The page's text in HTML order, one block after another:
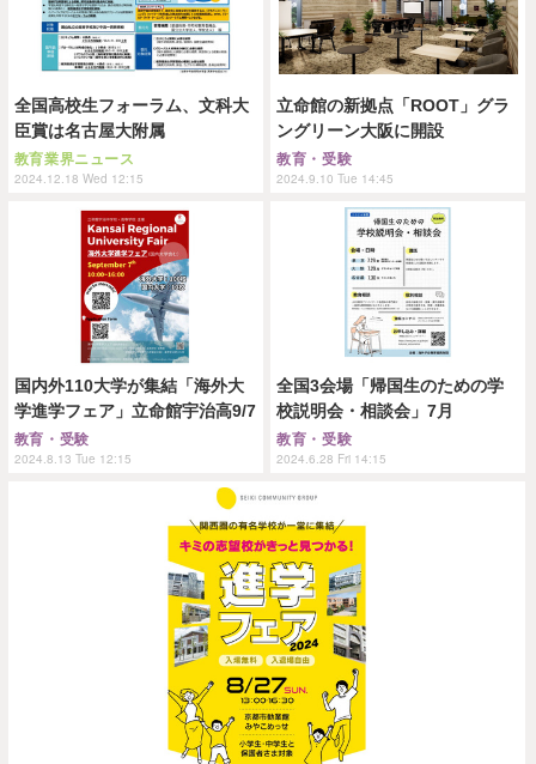
全国高校生フォーラム、文科大
臣賞は名古屋大附属
教育業界ニュース
2024.12.18 Wed 12:15
立命館の新拠点「ROOT」グラ
ングリーン大阪に開設
教育・受験
2024.9.10 Tue 14:45
国内外110大学が集結「海外大
学進学フェア」立命館宇治高9/7
教育・受験
2024.8.13 Tue 12:15
全国3会場「帰国生のための学
校説明会・相談会」7月
教育・受験
2024.6.28 Fri 14:15